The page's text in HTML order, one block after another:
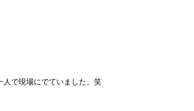
で現場にでていました。笑